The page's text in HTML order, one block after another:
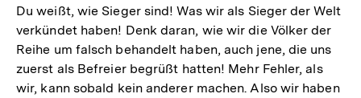
Du weißt, wie Sieger sind! Was wir als Sieger der Welt
verkündet haben! Denk daran, wie wir die Völker der
Reihe um falsch behandelt haben, auch jene, die uns
zuerst als Befreier begrüßt hatten! Mehr Fehler, als
wir, kann sobald kein anderer machen. Also wir haben